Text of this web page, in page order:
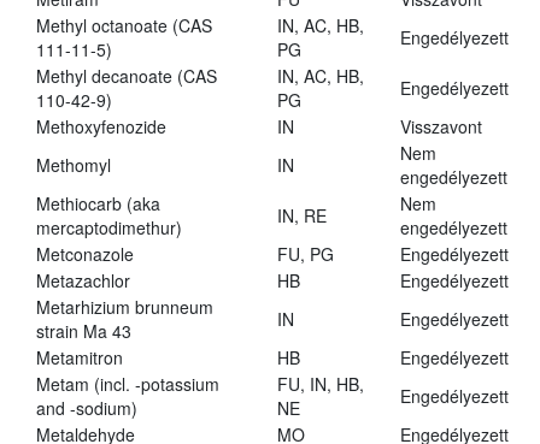
Methyl octanoate (CAS
111-11-5)
IN, AC, HB,
PG
Engedélyezett
Methyl decanoate (CAS
110-42-9)
IN, AC, HB,
PG
Engedélyezett
Methoxyfenozide
IN
Visszavont
Methomyl
IN
Nem
engedélyezett
Methiocarb (aka
mercaptodimethur)
IN, RE
Nem
engedélyezett
Metconazole
FU, PG
Engedélyezett
Metazachlor
HB
Engedélyezett
Metarhizium brunneum
strain Ma 43
IN
Engedélyezett
Metamitron
HB
Engedélyezett
Metam (incl. -potassium
and -sodium)
FU, IN, HB,
NE
Engedélyezett
Metaldehyde
MO
Engedélyezett